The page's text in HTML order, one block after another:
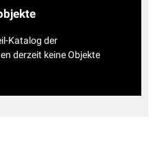
Katalog der
derzeit keine Objekte